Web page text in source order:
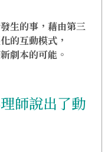
生的事，藉由第三
的互動模式，
劇本的可能。
師說出了動